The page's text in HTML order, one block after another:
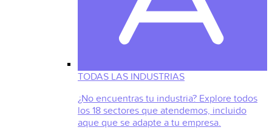
TODAS LAS INDUSTRIAS
¿No encuentras tu industria? Explore todos
los 18 sectores que atendemos, incluido
aque que se adapte a tu empresa.